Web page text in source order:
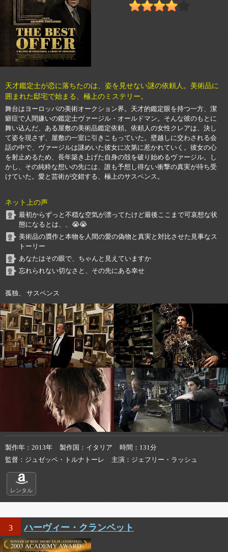
天才鑑定士が恋に落ちたのは、姿を見せない謎の依頼人。美術品に
囲まれた邸宅で始まる、極上のミステリー。
舞台はヨーロッパの美術オークション界。天才的鑑定眼を持つ一方、潔
癖症で人間嫌いの鑑定士ヴァージル・オールドマン。そんな彼のもとに
舞い込んだ、ある屋敷の美術品鑑定依頼。依頼人の女性クレアは、決し
て姿を現さず、屋敷の一室に引きこもっていた。壁越しに交わされる会
話の中で、ヴァージルは謎めいた彼女に次第に惹かれていく。彼女の心
を射止めるため、長年築き上げた自身の殻を破り始めるヴァージル。し
かし、その純粋な想いの先には、誰も予想し得ない衝撃の真実が待ち受
けていた。愛と芸術が交錯する、極上のサスペンス。
ネット上の声
最初からずっと不穏な空気が漂ってたけど最後ここまで可哀想な状
態になるとは、、😭😭
美術品の贋作と本物を人間の愛の偽物と真実と対比させた見事なス
トーリー
あなたはその眼で、ちゃんと見えていますか
忘れられない切なさと、その先にある幸せ
孤独、 サスペンス
製作年 2013年 製作国 イタリア 時間
131分
監督
ジュゼッペ・トルナトーレ 主演 ジェフリー・ラッシュ
レンタル
3 ハーヴィー・クランペット